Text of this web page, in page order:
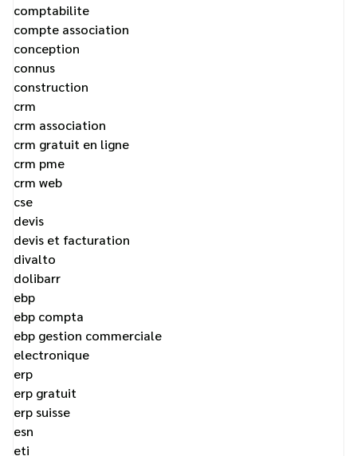
comptabilite
compte association
conception
connus
construction
crm
crm association
crm gratuit en ligne
crm pme
crm web
cse
devis
devis et facturation
divalto
dolibarr
ebp
ebp compta
ebp gestion commerciale
electronique
erp
erp gratuit
erp suisse
esn
eti